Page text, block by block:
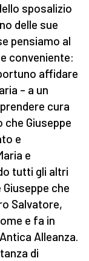
sposalizio
delle sue
pensiamo al
conveniente:
affidare
– a un
cura
Giuseppe
e
e
tutti gli altri
che
Salvatore,
e fa in
Alleanza.
di